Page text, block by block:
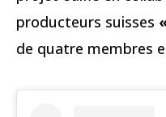
producteurs suisses
de quatre membres